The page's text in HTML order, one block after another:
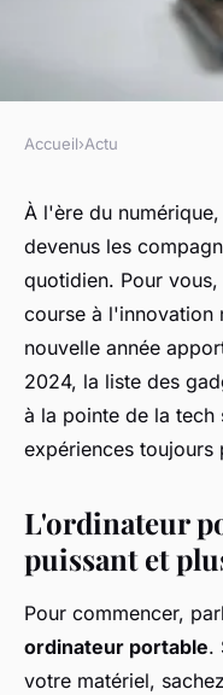
Quels sont
Savvy en
sandrine• 16 mars 2024
Accueil›Actu
À l'ère du
devenus les
quotidien. Pour
course à l'innovation
nouvelle année
2024, la liste des
à la pointe de la
expériences toujours
L'ordinateur
puissant et
Pour commencer,
ordinateur portable.
votre matériel,